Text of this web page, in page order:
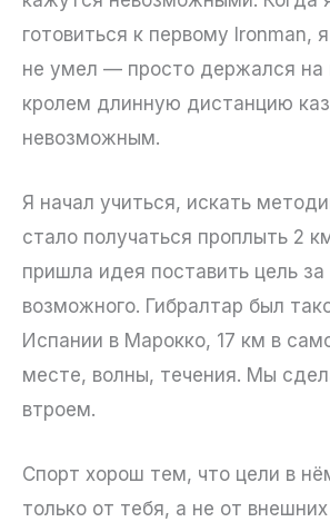
готовиться к первому Ironman,
не умел — просто держался на
кролем длинную дистанцию
невозможным.
Я начал учиться, искать
стало получаться проплыть 2
пришла идея поставить цель за
возможного. Гибралтар был
Испании в Марокко, 17 км в
месте, волны, течения. Мы
втроем.
Спорт хорош тем, что цели в
только от тебя, а не от